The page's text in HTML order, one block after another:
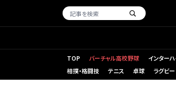
TOP バーチャル高校野球 インター
相撲・格闘技
テニス 卓球 ラグビー